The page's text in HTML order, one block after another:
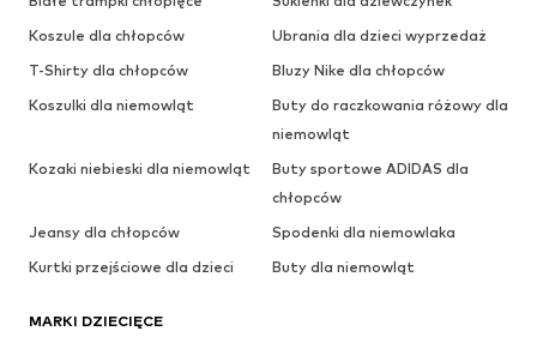
Koszule dla chłopców
Ubrania dla dzieci wyprzedaż
T-Shirty dla chłopców
Bluzy Nike dla chłopców
Koszulki dla niemowląt
Buty do raczkowania różowy dla
niemowląt
Kozaki niebieski dla niemowląt
Buty sportowe ADIDAS dla
chłopców
Jeansy dla chłopców
Spodenki dla niemowlaka
Kurtki przejściowe dla dzieci
Buty dla niemowląt
MARKI DZIECIĘCE